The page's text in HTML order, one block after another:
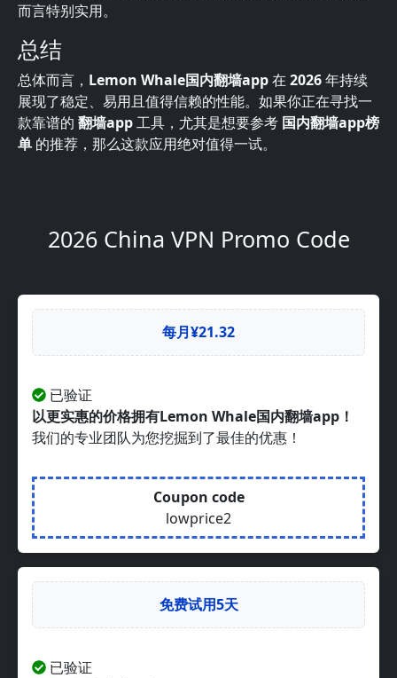
而言特别实用。
总结
总体而言， Lemon Whale国内翻墙app在 2026年持续
展现了稳定、易用且值得信赖的性能。如果你正在寻找一
款靠谱的 翻墙app工具，尤其是想要参考 国内翻墙app榜
单 的推荐，那么这款应用绝对值得一试。
2026 China VPN Promo Code
每月¥21.32
已验证
以更实惠的价格拥有Lemon Whale国内翻墙app！
我们的专业团队为您挖掘到了最佳的优惠！
Coupon code
lowprice2
免费试用5天
已验证